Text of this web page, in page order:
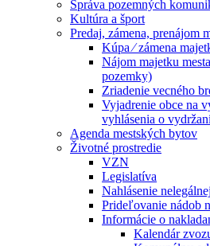
Správa pozemných
Kultúra a šport
Predaj, zámena, prenájom
Kúpa ⁄ zámena
Nájom majetku
pozemky)
Zriadenie vecného
Vyjadrenie obce na
vyhlásenia o
Agenda mestských bytov
Životné prostredie
VZN
Legislatíva
Nahlásenie
Prideľovanie nádob
Informácie o
Kalendár